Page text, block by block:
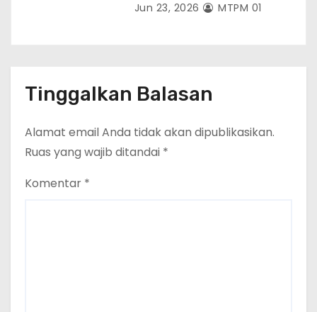
Jun 23, 2026 MTPM 01
Tinggalkan Balasan
Alamat email Anda tidak akan dipublikasikan.
Ruas yang wajib ditandai *
Komentar *